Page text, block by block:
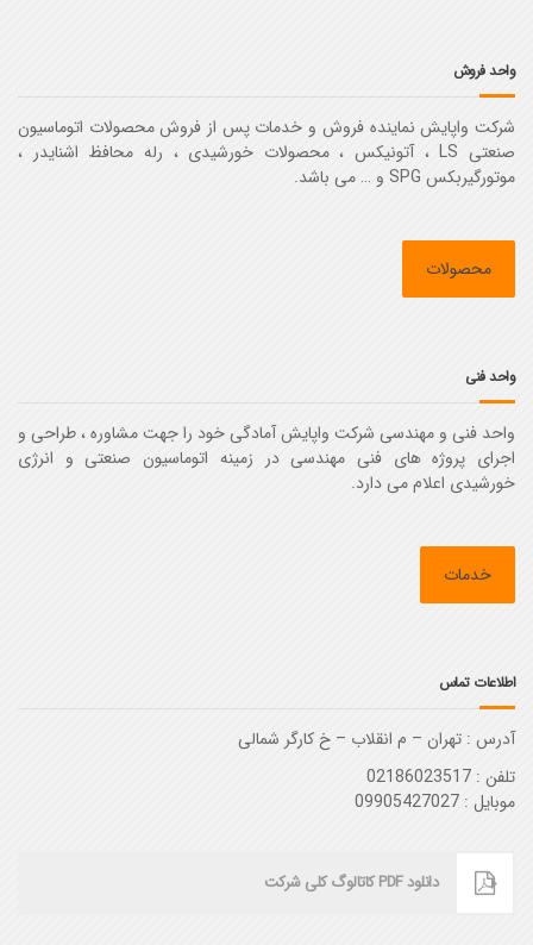
واحد فروش
شرکت واپایش نماینده فروش و خدمات پس از فروش محصولات اتوماسیون
صنعتی LS ، آتونیکس ، محصولات خورشیدی ، رله محافظ اشنایدر ،
موتورگیربکس SPG و … می باشد.
محصولات
واحد فنی
واحد فنی و مهندسی شرکت واپایش آمادگی خود را جهت مشاوره ، طراحی و
اجرای پروژه های فنی مهندسی در زمینه اتوماسیون صنعتی و انرژی
خورشیدی اعلام می دارد.
خدمات
اطلاعات تماس
آدرس :‌ تهران – م انقلاب – خ کارگر شمالی
تلفن : 02186023517
موبایل : 09905427027
دانلود PDF کاتالوگ کلی شرکت